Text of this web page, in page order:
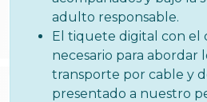
adulto responsable.
El tiquete digital con el
necesario para abordar
transporte por cable y
presentado a nuestro